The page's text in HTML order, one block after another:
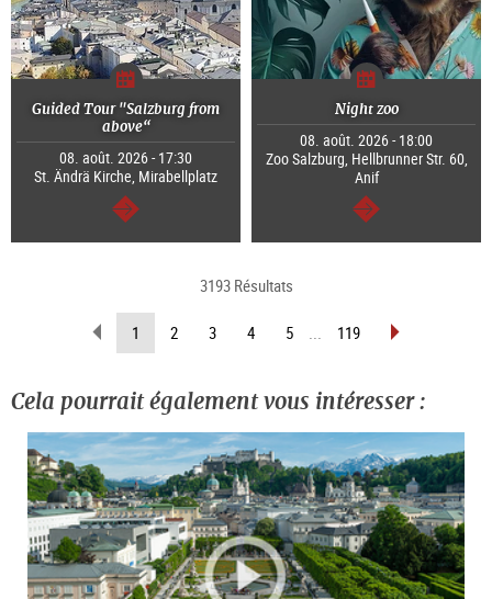
Guided Tour "Salzburg from
above“
08. août. 2026 - 17:30
St. Ändrä Kirche, Mirabellplatz
Continuer
Night zoo
08. août. 2026 - 18:00
Zoo Salzburg, Hellbrunner Str. 60,
Anif
Continuer
3193 Résultats
Revenir
d’une
1 (Page
actuelle)
2 3 4 5 ... 119 Avancer
Cela pourrait également vous intéresser :